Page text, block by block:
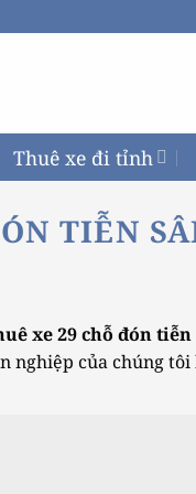
Thuê xe đi tỉnh
TIỄN
xe 29 chỗ đón
nghiệp của chúng